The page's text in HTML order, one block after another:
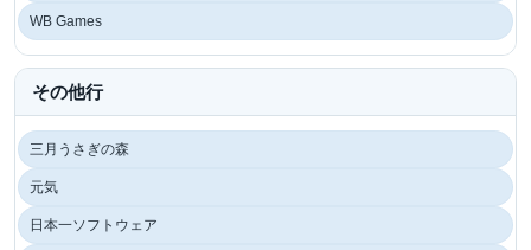
WB Games
その他行
三月うさぎの森
元気
日本一ソフトウェア